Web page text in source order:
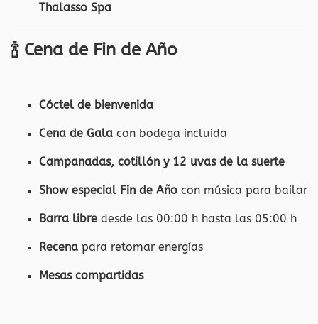
Thalasso Spa
🍾 Cena de Fin de Año
Cóctel de bienvenida
Cena de Gala con bodega incluida
Campanadas, cotillón y 12 uvas de la suerte
Show especial Fin de Año con música para bailar
Barra libre desde las 00:00 h hasta las 05:00 h
Recena para retomar energías
Mesas compartidas